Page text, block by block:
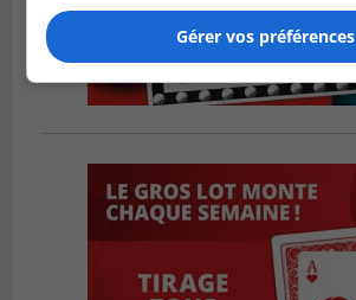
Gérer vos préférences